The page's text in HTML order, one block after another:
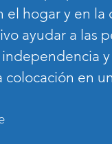
el hogar y en
ayudar a las
colocación en